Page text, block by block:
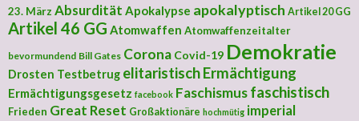
23. März Absurdität Apokalypse apokalyptisch Artikel 20 GG
Artikel 46 GG Atomwaffen Atomwaffenzeitalter
bevormundend Bill Gates Corona Covid-19 Demokratie
Drosten Testbetrug elitaristischErmächtigung
Ermächtigungsgesetz facebook Faschismusfaschistisch
Frieden Great Reset Großaktionäre hochmütig imperial